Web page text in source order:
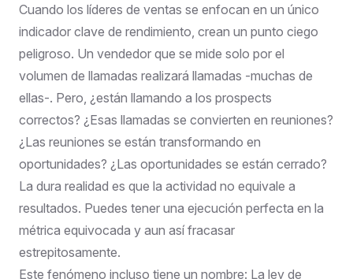
Cuando los líderes de ventas se enfocan en un único
indicador clave de rendimiento, crean un punto ciego
peligroso. Un vendedor que se mide solo por el
volumen de llamadas realizará llamadas -muchas de
ellas-. Pero, ¿están llamando a los prospects
correctos? ¿Esas llamadas se convierten en reuniones?
¿Las reuniones se están transformando en
oportunidades? ¿Las oportunidades se están cerrado?
La dura realidad es que la actividad no equivale a
resultados. Puedes tener una ejecución perfecta en la
métrica equivocada y aun así fracasar
estrepitosamente.
Este fenómeno incluso tiene un nombre: La ley de